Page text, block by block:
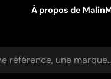
À propos de